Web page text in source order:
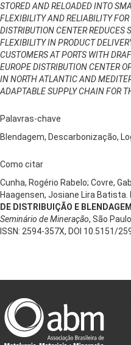
STORED AND RELOADED INTO
FLEXIBILITY AND RELIABILITY
DISTRIBUTION CENTER REDUCES
FLEXIBILITY IN PRODUCT
CUSTOMERS AT PORTS WITH
EUROPE DISTRIBUTION CENTER
IN NORTH ATLANTIC AND
ADAPTABLE SUPPLY CHAIN FOR
Palavras-chave
Blendagem, Descarbonização,
Como citar
Cunha, Rogério Rabelo; Covre,
Haagensen, Josiane Lira Batista.
DE DISTRIBUIÇÃO E
Seminário de Mineração, São
ISSN: 2594-357X, DOI 10.5151/